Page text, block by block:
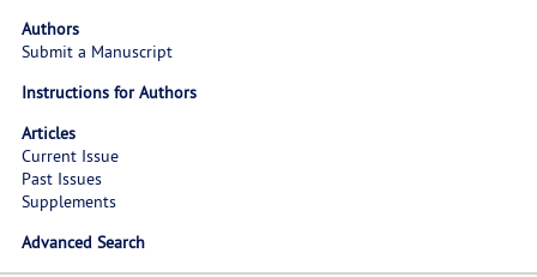
Authors
Submit a Manuscript
Instructions for Authors
Articles
Current Issue
Past Issues
Supplements
Advanced Search